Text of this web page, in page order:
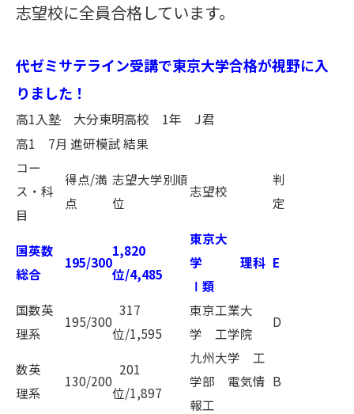
志望校に全員合格しています。
代ゼミサテライン受講で東京大学合格が視野に入
りました！
高1入塾 大分東明高校 1年 J君
高1 7月 進研模試 結果
コー
ス・科
目
得点/満
点
志望大学別順
位
志望校
判
定
国英数
総合
195/300
1,820
位/4,485
東京大
学 理科
Ⅰ類
E
国数英
理系
195/300
317
位/1,595
東京工業大
学 工学院
D
数英
理系
130/200
201
位/1,897
九州大学 工
学部 電気情
報工
B